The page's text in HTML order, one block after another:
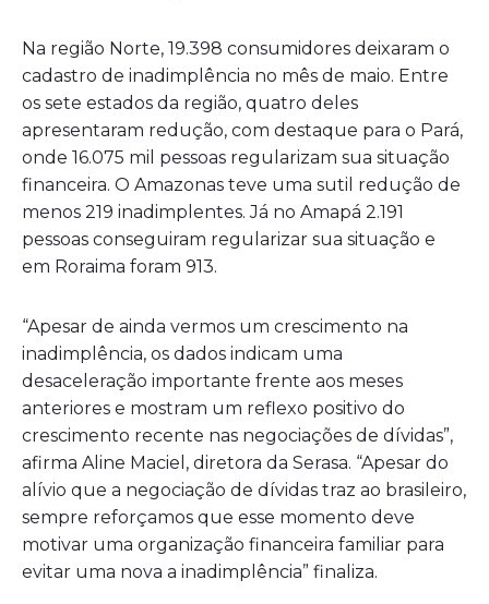
Na região Norte, 19.398 consumidores deixaram o
cadastro de inadimplência no mês de maio. Entre
os sete estados da região, quatro deles
apresentaram redução, com destaque para o Pará,
onde 16.075 mil pessoas regularizam sua situação
financeira. O Amazonas teve uma sutil redução de
menos 219 inadimplentes. Já no Amapá 2.191
pessoas conseguiram regularizar sua situação e
em Roraima foram 913.
“Apesar de ainda vermos um crescimento na
inadimplência, os dados indicam uma
desaceleração importante frente aos meses
anteriores e mostram um reflexo positivo do
crescimento recente nas negociações de dívidas”,
afirma Aline Maciel, diretora da Serasa. “Apesar do
alívio que a negociação de dívidas traz ao brasileiro,
sempre reforçamos que esse momento deve
motivar uma organização financeira familiar para
evitar uma nova a inadimplência” finaliza.